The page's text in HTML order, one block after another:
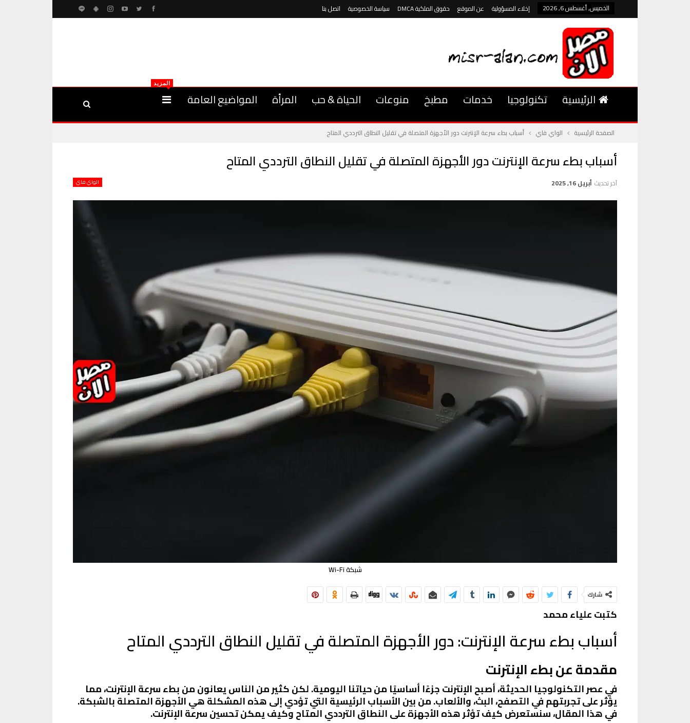
الخميس, أغسطس 6, 2026 إخلاء المسؤولية عن الموقع حقوق الملكية DMCA سياسة الخصوصية اتصل بنا
الرئيسية تكنولوجيا خدمات مطبخ منوعات الحياة & حب المرأة المواضيع العامة
المزيد
الصفحة الرئيسية الواي فاي أسباب بطء سرعة الإنترنت دور الأجهزة المتصلة في تقليل النطاق الترددي المتاح
أسباب بطء سرعة الإنترنت دور الأجهزة المتصلة في تقليل النطاق الترددي المتاح
الواي فاي آخر تحديث أبريل 16, 2025
شبكة Wi-Fi
شارك
كتبت علياء محمد
أسباب بطء سرعة الإنترنت: دور الأجهزة المتصلة في تقليل النطاق الترددي المتاح
مقدمة عن بطء الإنترنت
في عصر التكنولوجيا الحديثة، أصبح الإنترنت جزءًا أساسيًا من حياتنا اليومية. لكن كثير من الناس يعانون من بطء سرعة الإنترنت، مما
يؤثر على تجربتهم في التصفح، البث، والألعاب. من بين الأسباب الرئيسية التي تؤدي إلى هذه المشكلة هي الأجهزة المتصلة بالشبكة.
في هذا المقال، سنستعرض كيف تؤثر هذه الأجهزة على النطاق الترددي المتاح وكيف يمكن تحسين سرعة الإنترنت.